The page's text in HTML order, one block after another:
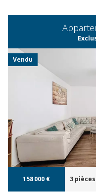
APERÇU
158 000 € 3 pièces
Vendu